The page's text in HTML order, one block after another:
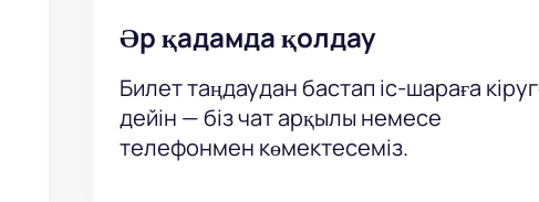
Әр қадамда қолдау
Билет таңдаудан бастап іс-шараға
дейін — біз чат арқылы немесе
телефонмен көмектесеміз.